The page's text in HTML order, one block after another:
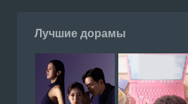
Лучшие дорамы